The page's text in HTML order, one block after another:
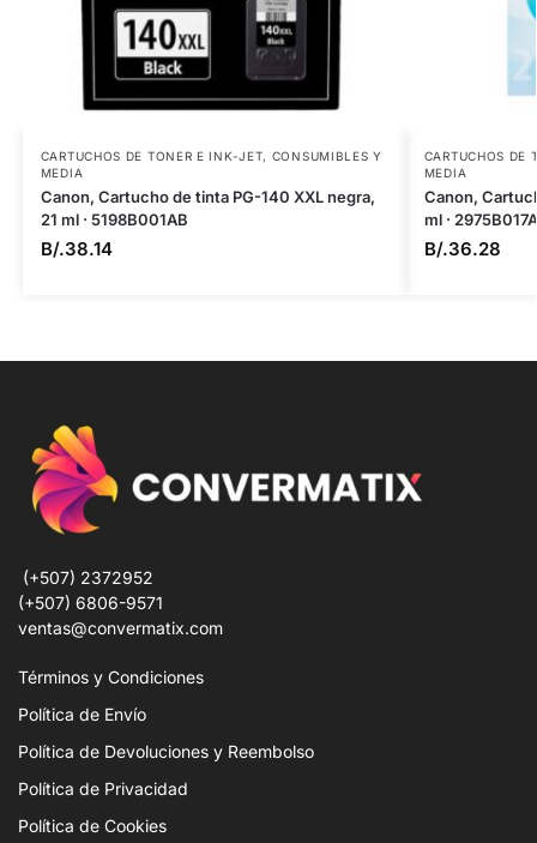
CARTUCHOS DE TONER E INK-JET, CONSUMIBLES Y
MEDIA
Canon, Cartucho de tinta PG-140 XXL negra,
21 ml · 5198B001AB
B/.38.14
CARTUCHOS DE
MEDIA
Canon,
ml ·
B/.36.28
(+507) 2372952
(+507) 6806-9571
ventas@convermatix.com
Términos y Condiciones
Política de Envío
Política de Devoluciones y Reembolso
Política de Privacidad
Política de Cookies